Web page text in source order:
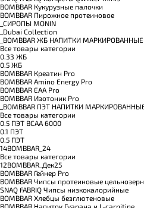
BOMBBAR Кукурузные палочки
BOMBBAR Пирожное протеиновое
_CИРОПЫ MONIN
_Dubai Collection
_BOMBBAR ЖБ НАПИТКИ МАРКИРОВАННЫЕ
Все товары категории
0.33 ЖБ
0.5 ЖБ
BOMBBAR Креатин Pro
BOMBBAR Amino Energy Pro
BOMBBAR EAA Pro
BOMBBAR Изотоник Pro
_BOMBBAR ПЭТ НАПИТКИ
Все товары категории
0.5 ПЭТ ВСАА 6000
0.1 ПЭТ
0.5 ПЭТ
14BOMBBAR_24
Все товары категории
12BOMBBAR_Дек25
BOMBBAR Гейнер Pro
BOMBBAR Чипсы протеиновые
SNAQ FABRIQ Чипсы низкокалорийные
BOMBBAR Хлебцы безглютеновые
BOMBBAR Напиток Гуарана и L-carnitine